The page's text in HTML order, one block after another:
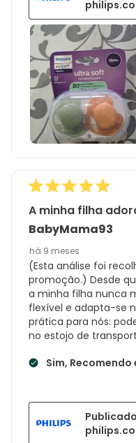
A minha filha
BabyMama93
há 9 meses
(Esta análise foi
promoção.) Desde
a minha filha nunca
flexível e adapta-se
prática para nós:
no estojo de
Sim,